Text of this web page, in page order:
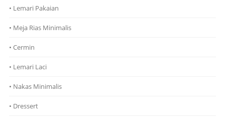
• Lemari Pakaian
• Meja Rias Minimalis
• Cermin
• Lemari Laci
• Nakas Minimalis
• Dressert